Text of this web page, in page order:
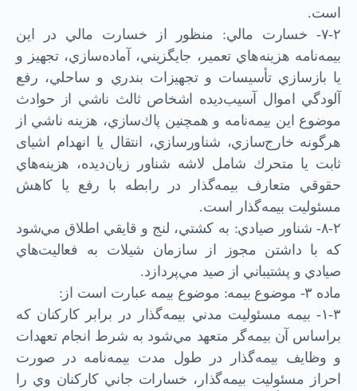
است.
۷-۲- خسارت مالي: منظور از خسارت مالي در اين
بيمه‌نامه هزينه‌هاي تعمير، جايگزيني، آماده‌سازي، تجهيز و
يا بازسازي تأسيسات و تجهيزات بندري و ساحلي، رفع
آلودگي اموال آسيب‌ديده اشخاص ثالث ناشي از حوادث
موضوع اين بيمه‌نامه و همچنين پاك‌سازي، هزينه ناشي از
هر‌گونه خارج‌سازي، شناورسازي، انتقال يا انهدام اشيای
ثابت يا متحرك شامل لاشه شناور زيان‌ديده، هزينه‌هاي
حقوقي متعارف بيمه‌گذار در رابطه با رفع يا كاهش
مسئوليت بيمه‌گذار است.
۸-۲- شناور صيادي: به كشتي، لنج و قايقي اطلاق مي‌شود
كه با داشتن مجوز از سازمان شيلات به فعاليت‌هاي
صيادي و پشتيباني از صيد مي‌پردازد.
ماده ۳- موضوع بيمه: موضوع بیمه عبارت است از:
۱-۳- بيمه مسئوليت مدني بيمه‌گذار در برابر كاركنان كه
بر‌اساس آن بيمه‌گر متعهد مي‌شود به شرط انجام تعهدات
و وظايف بيمه‌گذار در طول مدت بيمه‌نامه در صورت
احراز مسئوليت بيمه‌گذار، خسارات جاني كاركنان وي را